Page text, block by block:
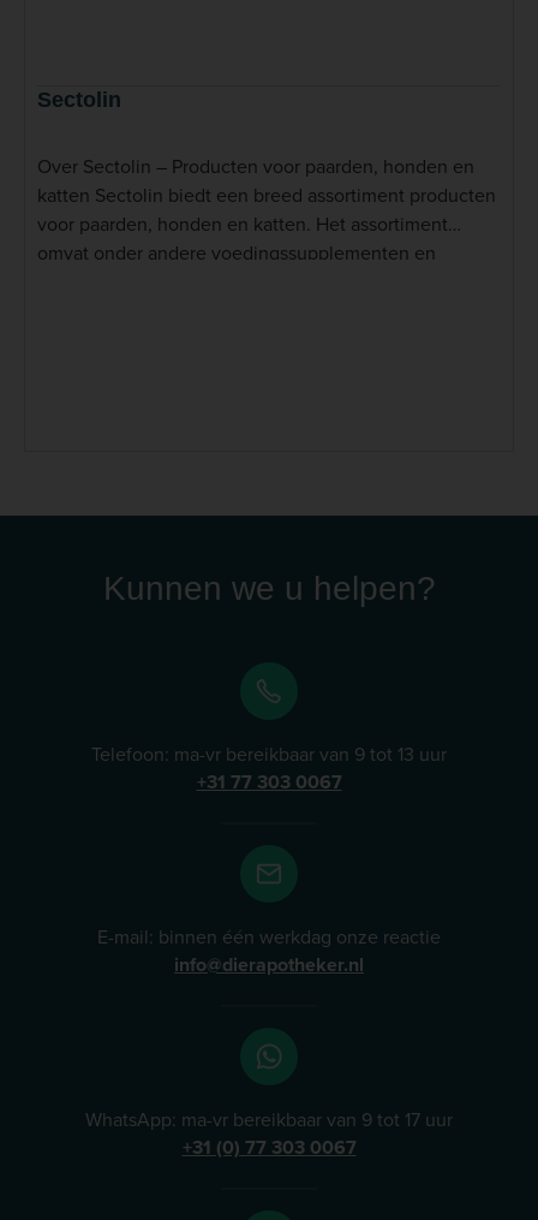
Sectolin
Over Sectolin – Producten voor paarden, honden en
katten Sectolin biedt een breed assortiment producten
voor paarden, honden en katten. Het assortiment
omvat onder andere voedingssupplementen en
Kunnen we u helpen?
Telefoon: ma-vr bereikbaar van 9 tot 13 uur
+31 77 303 0067
E-mail: binnen één werkdag onze reactie
info@dierapotheker.nl
WhatsApp: ma-vr bereikbaar van 9 tot 17 uur
+31 (0) 77 303 0067